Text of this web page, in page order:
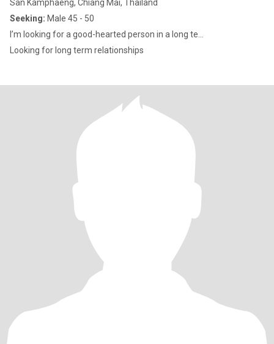
San Kamphaeng, Chiang Mai, Thailand
Seeking: Male 45 - 50
I’m looking for a good-hearted person in a long te...
Looking for long term relationships